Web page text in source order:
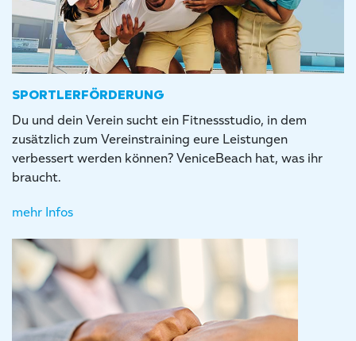
SPORTLERFÖRDERUNG
Du und dein Verein sucht ein Fitnessstudio, in dem
zusätzlich zum Vereinstraining eure Leistungen
verbessert werden können? VeniceBeach hat, was ihr
braucht.
mehr Infos